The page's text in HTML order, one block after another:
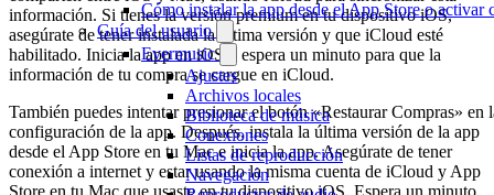
Cómo instalar la app desde el App Store o
Guía del usuario
Evermusic
Ajustes
Archivos locales
Biblioteca de música
Conexiones
Listas de reproducción
Navegación
información. Si tienes la versión premium en tu dispositivo iOS,
asegúrate de tener instalada la última versión y que iCloud esté
habilitado. Inicia la app en iOS y espera un minuto para que la
información de tu compra se cargue en iCloud.
También puedes intentar presionar el botón «Restaurar Compras» en
configuración de la app. Después, instala la última versión de la app
desde el App Store en tu Mac e inicia la app. Asegúrate de tener
conexión a internet y estar usando la misma cuenta de iCloud y App